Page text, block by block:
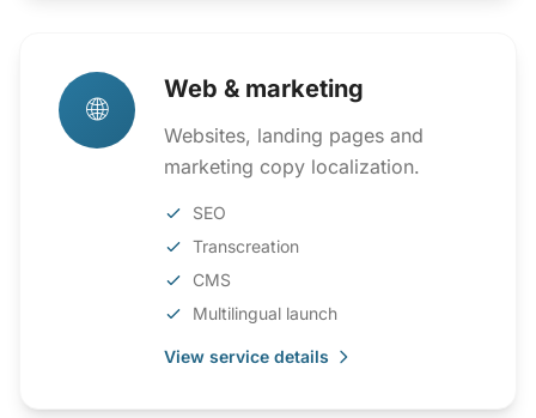
🌐
Web & marketing
Websites, landing pages and
marketing copy localization.
SEO
Transcreation
CMS
Multilingual launch
View service details